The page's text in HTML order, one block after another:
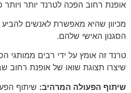
אופנת רחוב הפכה לטרנד יותר ויותר
מכיוון שהיא מאפשרת לאנשים
הסגנון האישי שלהם.
טרנד זה אומץ על ידי רבים ממותגי
שיצרו תצוגת שואו של אופנת רחוב
שיתוף הפעולה המרהיב: שיתוף